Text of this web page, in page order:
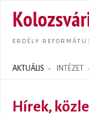
ERDÉLY
AKTUÁLIS INTÉZET
Search form
Hírek,